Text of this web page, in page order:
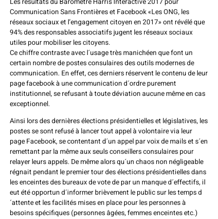
Communication Sans Frontières et Facebook «Les ONG, les
réseaux sociaux et l’engagement citoyen en 2017» ont révélé que
94% des responsables associatifs jugent les réseaux sociaux
utiles pour mobiliser les citoyens.
Ce chiffre contraste avec l´usage très manichéen que font un
certain nombre de postes consulaires des outils modernes de
communication. En effet, ces derniers réservent le contenu de leur
page facebook à une communication d´ordre purement
institutionnel, se refusant à toute déviation aucune même en cas
exceptionnel.
Ainsi lors des dernières élections présidentielles et législatives, les
postes se sont refusé à lancer tout appel à volontaire via leur
page Facebook, se contentant d´un appel par voix de mails et s´en
remettant par la même aux seuls conseillers consulaires pour
relayer leurs appels. De même alors qu´un chaos non négligeable
régnait pendant le premier tour des élections présidentielles dans
les enceintes des bureaux de vote de par un manque d´effectifs, il
eut été opportun d´informer brièvement le public sur les temps d
´attente et les facilités mises en place pour les personnes à
besoins spécifiques (personnes âgées, femmes enceintes etc.)